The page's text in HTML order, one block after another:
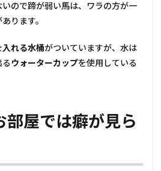
ので蹄が弱い馬は、ワラの方が一
ります。
入れる水桶がついていますが、水は
ウォーターカップを使用している
屋では癖が見ら